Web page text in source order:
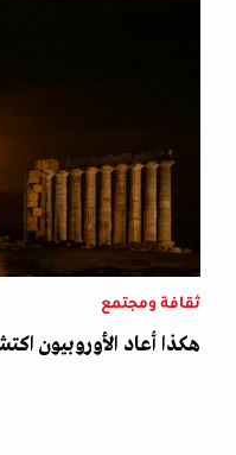
ثقافة ومجتمع
هكذا أعاد الأوروبيون